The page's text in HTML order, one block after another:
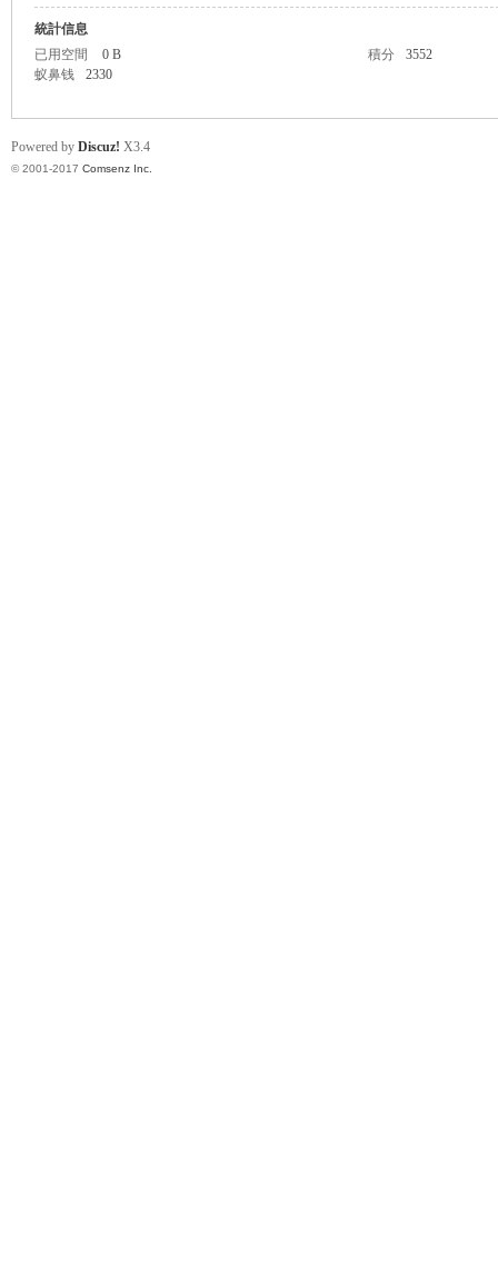
統計信息
已用空間
0 B 積分
3552
蚁鼻钱
2330
Powered by Discuz! X3.4
© 2001-2017 Comsenz Inc.